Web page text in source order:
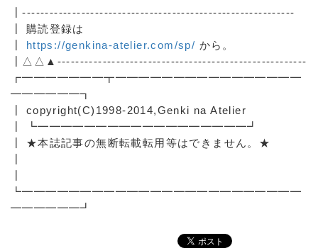
┃------------------------------------------------------------
┃ 購読登録は
https://genkina-atelier.com/sp/ から。
┃△△▲-------------------------------------------------------
┏━━━━━━━┳━━━━━━━━━━━━━━━━
━━━━━━┓
┃ copyright(C)1998-2014,Genki na Atelier
┃ ┗━━━━━━━━━━━━━━━━━━┛
┃ ★本誌記事の無断転載転用等はできません。★
┗━━━━━━━━━━━━━━━━━━━━━━━━
━━━━━━┛